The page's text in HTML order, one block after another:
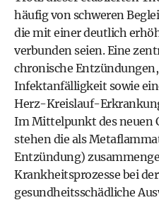
häufig von schweren
die mit einer deutlich
verbunden seien. Eine
chronische
Infektanfälligkeit sowie
Herz-Kreislauf-
Im Mittelpunkt des neuen
stehen die als
Entzündung)
Krankheitsprozesse bei
gesundheitsschädliche